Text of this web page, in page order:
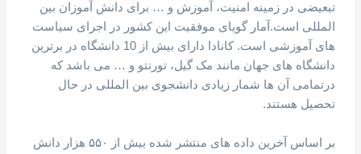
تبعیضی در زمینه امنیت، آموزش و … برای دانش آموزان بین
المللی است.آمار گویای موفقیت این کشور در اجرای سیاست
های آموزشی است. کانادا دارای بیش از 10 دانشگاه در برترین
دانشگاه های جهان مانند مک گیل، تورنتو و …‌ می باشد که
در‌تمامی آن ها شمار زیادی دانشجوی بین المللی در حال
تحصیل هستند.
بر اساس آخرین داده های منتشر شده بیش از ۵۵۰ هزار دانش